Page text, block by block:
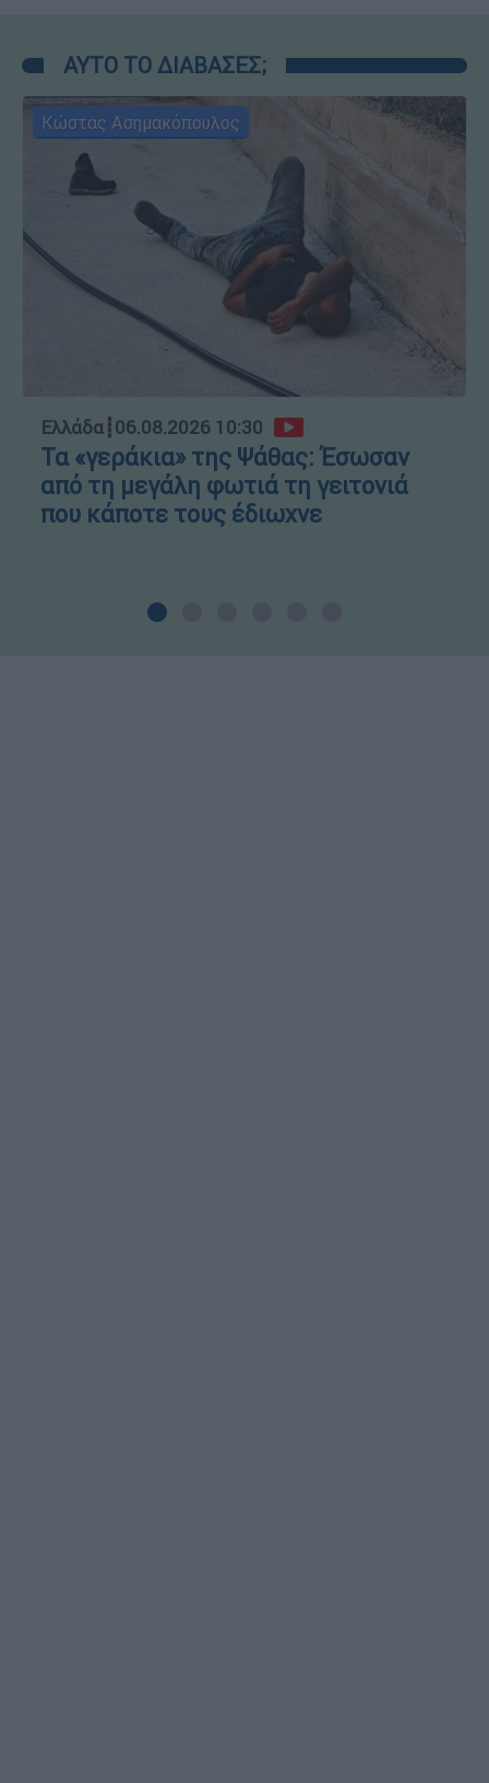
ΑΥΤΟ ΤΟ ΔΙΑΒΑΣΕΣ;
Κώστας Ασημακόπουλος
Ελλάδα┋06.08.2026 10:30
Τα «γεράκια» της Ψάθας: Έσωσαν
από τη μεγάλη φωτιά τη γειτονιά
που κάποτε τους έδιωχνε